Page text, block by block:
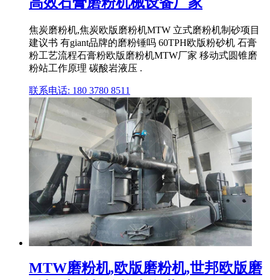
焦炭磨粉机,焦炭欧版磨粉机MTW 立式磨粉机制砂项目
建议书 有giant品牌的磨粉锤吗 60TPH欧版粉砂机 石膏
粉工艺流程石膏粉欧版磨粉机MTW厂家 移动式圆锥磨
粉站工作原理 碳酸岩液压 .
联系电话: 180 3780 8511
MTW磨粉机,欧版磨粉机,世邦欧版磨